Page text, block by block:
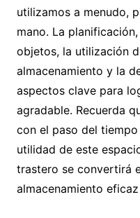
utilizamos a menudo,
mano. La
objetos, la utilización
almacenamiento y la
aspectos clave para
agradable. Recuerda
con el paso del
utilidad de este
trastero se convertirá
almacenamiento